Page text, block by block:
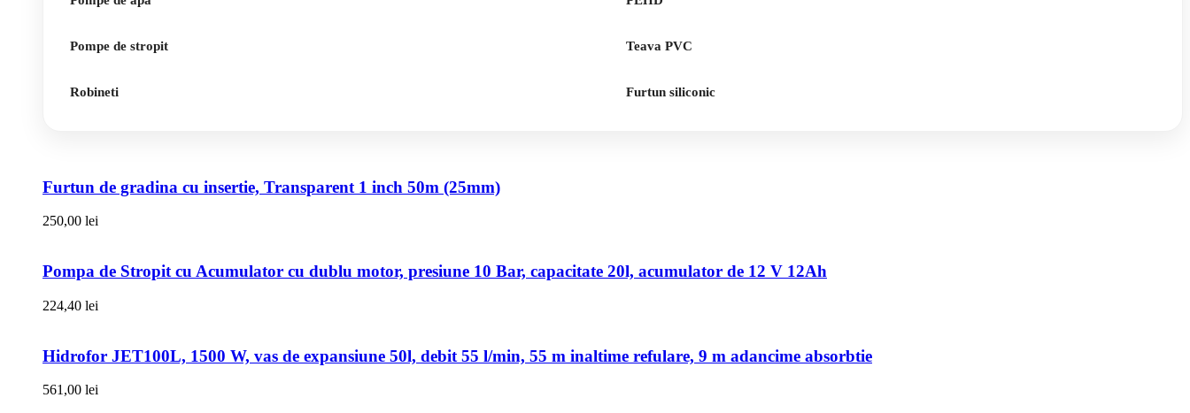
Pompe de stropit
Robineti
Teava PVC
Furtun siliconic
Furtun de gradina cu insertie, Transparent 1 inch 50m (25mm)
250,00 lei
Pompa de Stropit cu Acumulator cu dublu motor, presiune 10 Bar, capacitate 20l, acumulator de 12 V 12Ah
224,40 lei
Hidrofor JET100L, 1500 W, vas de expansiune 50l, debit 55 l/min, 55 m inaltime refulare, 9 m adancime absorbtie
561,00 lei